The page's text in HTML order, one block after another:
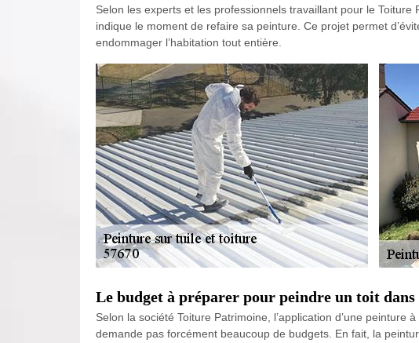
Selon les experts et les professionnels travaillant pour le Toiture
indique le moment de refaire sa peinture. Ce projet permet
endommager l’habitation tout entière.
Le budget à préparer pour peindre un toit
Selon la société Toiture Patrimoine, l’application d’une peinture
demande pas forcément beaucoup de budgets. En fait, la